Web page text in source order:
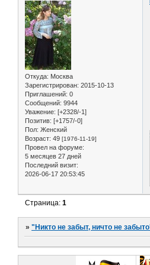
Откуда: Москва
Зарегистрирован: 2015-10-13
Приглашений: 0
Сообщений: 9944
Уважение: [+2328/-1]
Позитив: [+1757/-0]
Пол: Женский
Возраст: 49 [1976-11-19]
Провел на форуме:
5 месяцев 27 дней
Последний визит:
2026-06-17 20:53:45
Страница:1
»"Никто не забыт, ничто не